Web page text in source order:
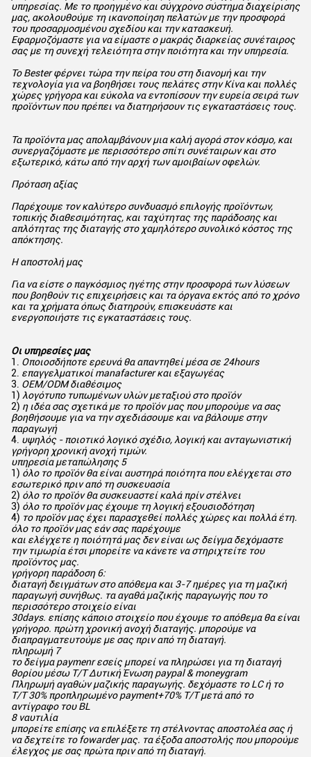
υπηρεσίας. Με το προηγμένο και σύγχρονο σύστημα διαχείρισης
μας, ακολουθούμε τη ικανοποίηση πελατών με την προσφορά
του προσαρμοσμένου σχεδίου και την κατασκευή.
Εφαρμοζόμαστε για να είμαστε ο μακράς διαρκείας συνέταιρος
σας με τη συνεχή τελειότητα στην ποιότητα και την υπηρεσία.
Το Bester φέρνει τώρα την πείρα του στη διανομή και την
τεχνολογία για να βοηθήσει τους πελάτες στην Κίνα και πολλές
χώρες γρήγορα και εύκολα να εντοπίσουν την ευρεία σειρά των
προϊόντων που πρέπει να διατηρήσουν τις εγκαταστάσεις τους.
Τα προϊόντα μας απολαμβάνουν μια καλή αγορά στον κόσμο, και
συνεργαζόμαστε με περισσότερο σπίτι συνέταιρων και στο
εξωτερικό, κάτω από την αρχή των αμοιβαίων οφελών.
Πρόταση αξίας
Παρέχουμε τον καλύτερο συνδυασμό επιλογής προϊόντων,
τοπικής διαθεσιμότητας, και ταχύτητας της παράδοσης και
απλότητας της διαταγής στο χαμηλότερο συνολικό κόστος της
απόκτησης.
Η αποστολή μας
Για να είστε ο παγκόσμιος ηγέτης στην προσφορά των λύσεων
που βοηθούν τις επιχειρήσεις και τα όργανα εκτός από το χρόνο
και τα χρήματα όπως διατηρούν, επισκευάστε και
ενεργοποιήστε τις εγκαταστάσεις τους.
Οι υπηρεσίες μας
1. Οποιοσδήποτε ερευνά θα απαντηθεί μέσα σε 24hours
2. επαγγελματικοί manafacturer και εξαγωγέας
3. OEM/ODM διαθέσιμος
1) λογότυπο τυπωμένων υλών μεταξιού στο προϊόν
2) η ιδέα σας σχετικά με το προϊόν μας που μπορούμε να σας
βοηθήσουμε για να την σχεδιάσουμε και να βάλουμε στην
παραγωγή
4. υψηλός - ποιοτικό λογικό σχέδιο, λογική και ανταγωνιστική
γρήγορη χρονική ανοχή τιμών.
υπηρεσία μεταπώλησης 5
1) όλο το προϊόν θα είναι αυστηρά ποιότητα που ελέγχεται στο
εσωτερικό πριν από τη συσκευασία
2) όλο το προϊόν θα συσκευαστεί καλά πρίν στέλνει
3) όλο το προϊόν μας έχουμε τη λογική εξουσιοδότηση
4) το προϊόν μας έχει παρασχεθεί πολλές χώρες και πολλά έτη.
όλο το προϊόν μας εάν σας παρέχουμε
και ελέγχετε η ποιότητά μας δεν είναι ως δείγμα δεχόμαστε
την τιμωρία έτσι μπορείτε να κάνετε να στηριχτείτε του
προϊόντος μας.
γρήγορη παράδοση 6:
διαταγή δειγμάτων στο απόθεμα και 3-7 ημέρες για τη μαζική
παραγωγή συνήθως. τα αγαθά μαζικής παραγωγής που το
περισσότερο στοιχείο είναι
30days. επίσης κάποιο στοιχείο που έχουμε το απόθεμα θα είναι
γρήγορο. πρώτη χρονική ανοχή διαταγής. μπορούμε να
διαπραγματευτούμε με σας πριν από τη διαταγή.
πληρωμή 7
το δείγμα paymenr εσείς μπορεί να πληρώσει για τη διαταγή
θορίου μέσω T/T Δυτική Ένωση paypal & moneygram
Πληρωμή αγαθών μαζικής παραγωγής. δεχόμαστε το LC ή το
T/T 30% προπληρωμένο payment+70% T/T μετά από το
αντίγραφο του BL
8 ναυτιλία
μπορείτε επίσης να επιλέξετε τη στέλνοντας αποστολέα σας ή
να δεχτείτε το fowarder μας. τα έξοδα αποστολής που μπορούμε
έλεγχος με σας πρώτα πριν από τη διαταγή.